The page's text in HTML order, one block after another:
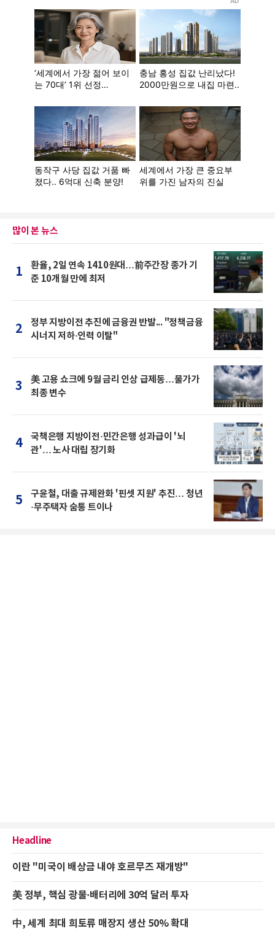
많이 본 뉴스
1
환율, 2일 연속 1410원대…前주간장 종가 기
준 10개월 만에 최저
2
정부 지방이전 추진에 금융권 반발... "정책금융
시너지 저하·인력 이탈"
3
美 고용 쇼크에 9월 금리 인상 급제동…물가가
최종 변수
4
국책은행 지방이전·민간은행 성과급이 '뇌
관'… 노사 대립 장기화
5
구윤철, 대출 규제완화 '핀셋 지원' 추진… 청년
·무주택자 숨통 트이나
Headline
이란 "미국이 배상금 내야 호르무즈 재개방"
美 정부, 핵심 광물·배터리에 30억 달러 투자
中, 세계 최대 희토류 매장지 생산 50% 확대